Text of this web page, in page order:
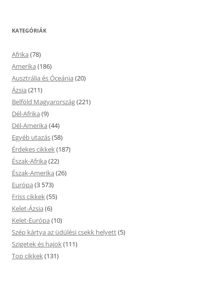
KATEGÓRIÁK
Afrika (78)
Amerika (186)
Ausztrália és Óceánia (20)
Ázsia (211)
Belföld Magyarország(221)
Dél-Afrika (9)
Dél-Amerika (44)
Egyéb utazás(58)
Érdekes cikkek(187)
Észak-Afrika (22)
Észak-Amerika (26)
Európa (3 573)
Friss cikkek(55)
Kelet-Ázsia (6)
Kelet-Európa (10)
Szép kártya az üdülési csekk helyett(5)
Szigetek és hajok(111)
Top cikkek(131)